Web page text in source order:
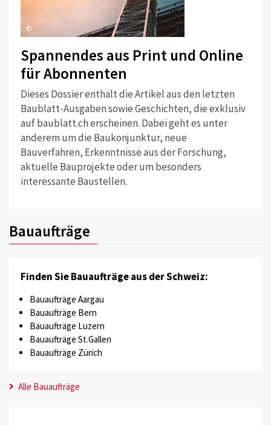
©
Spannendes aus Print und Online
für Abonnenten
Dieses Dossier enthält die Artikel aus den letzten
Baublatt-Ausgaben sowie Geschichten, die exklusiv
auf baublatt.ch erscheinen. Dabei geht es unter
anderem um die Baukonjunktur, neue
Bauverfahren, Erkenntnisse aus der Forschung,
aktuelle Bauprojekte oder um besonders
interessante Baustellen.
Bauaufträge
Finden Sie Bauaufträge aus der Schweiz:
Bauaufträge Aargau
Bauaufträge Bern
Bauaufträge Luzern
Bauaufträge St.Gallen
Bauaufträge Zürich
Alle Bauaufträge